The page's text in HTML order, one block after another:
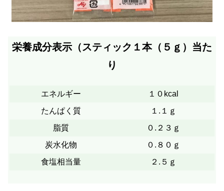
栄養成分表示（スティック１本（５ｇ）当た
り
エネルギー
１０kcal
たんぱく質
１.１ｇ
脂質
０.２３ｇ
炭水化物
０.８０ｇ
食塩相当量
２.５ｇ